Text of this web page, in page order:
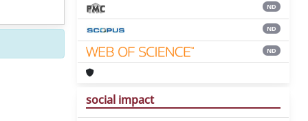
ND
ND
ND
social impact